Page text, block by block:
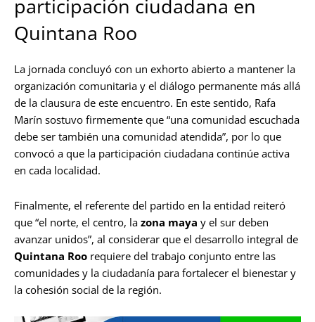
participación ciudadana en
Quintana Roo
La jornada concluyó con un exhorto abierto a mantener la
organización comunitaria y el diálogo permanente más allá
de la clausura de este encuentro. En este sentido, Rafa
Marín sostuvo firmemente que “una comunidad escuchada
debe ser también una comunidad atendida”, por lo que
convocó a que la participación ciudadana continúe activa
en cada localidad.
Finalmente, el referente del partido en la entidad reiteró
que “el norte, el centro, la zona maya y el sur deben
avanzar unidos”, al considerar que el desarrollo integral de
Quintana Roo requiere del trabajo conjunto entre las
comunidades y la ciudadanía para fortalecer el bienestar y
la cohesión social de la región.